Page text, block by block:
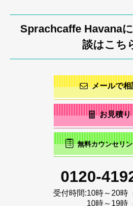
Sprachcaffe Havana
談はこち
メールで相
お見積り
無料カウンセリ
0120-
受付時間:10時～20時
10時～19時